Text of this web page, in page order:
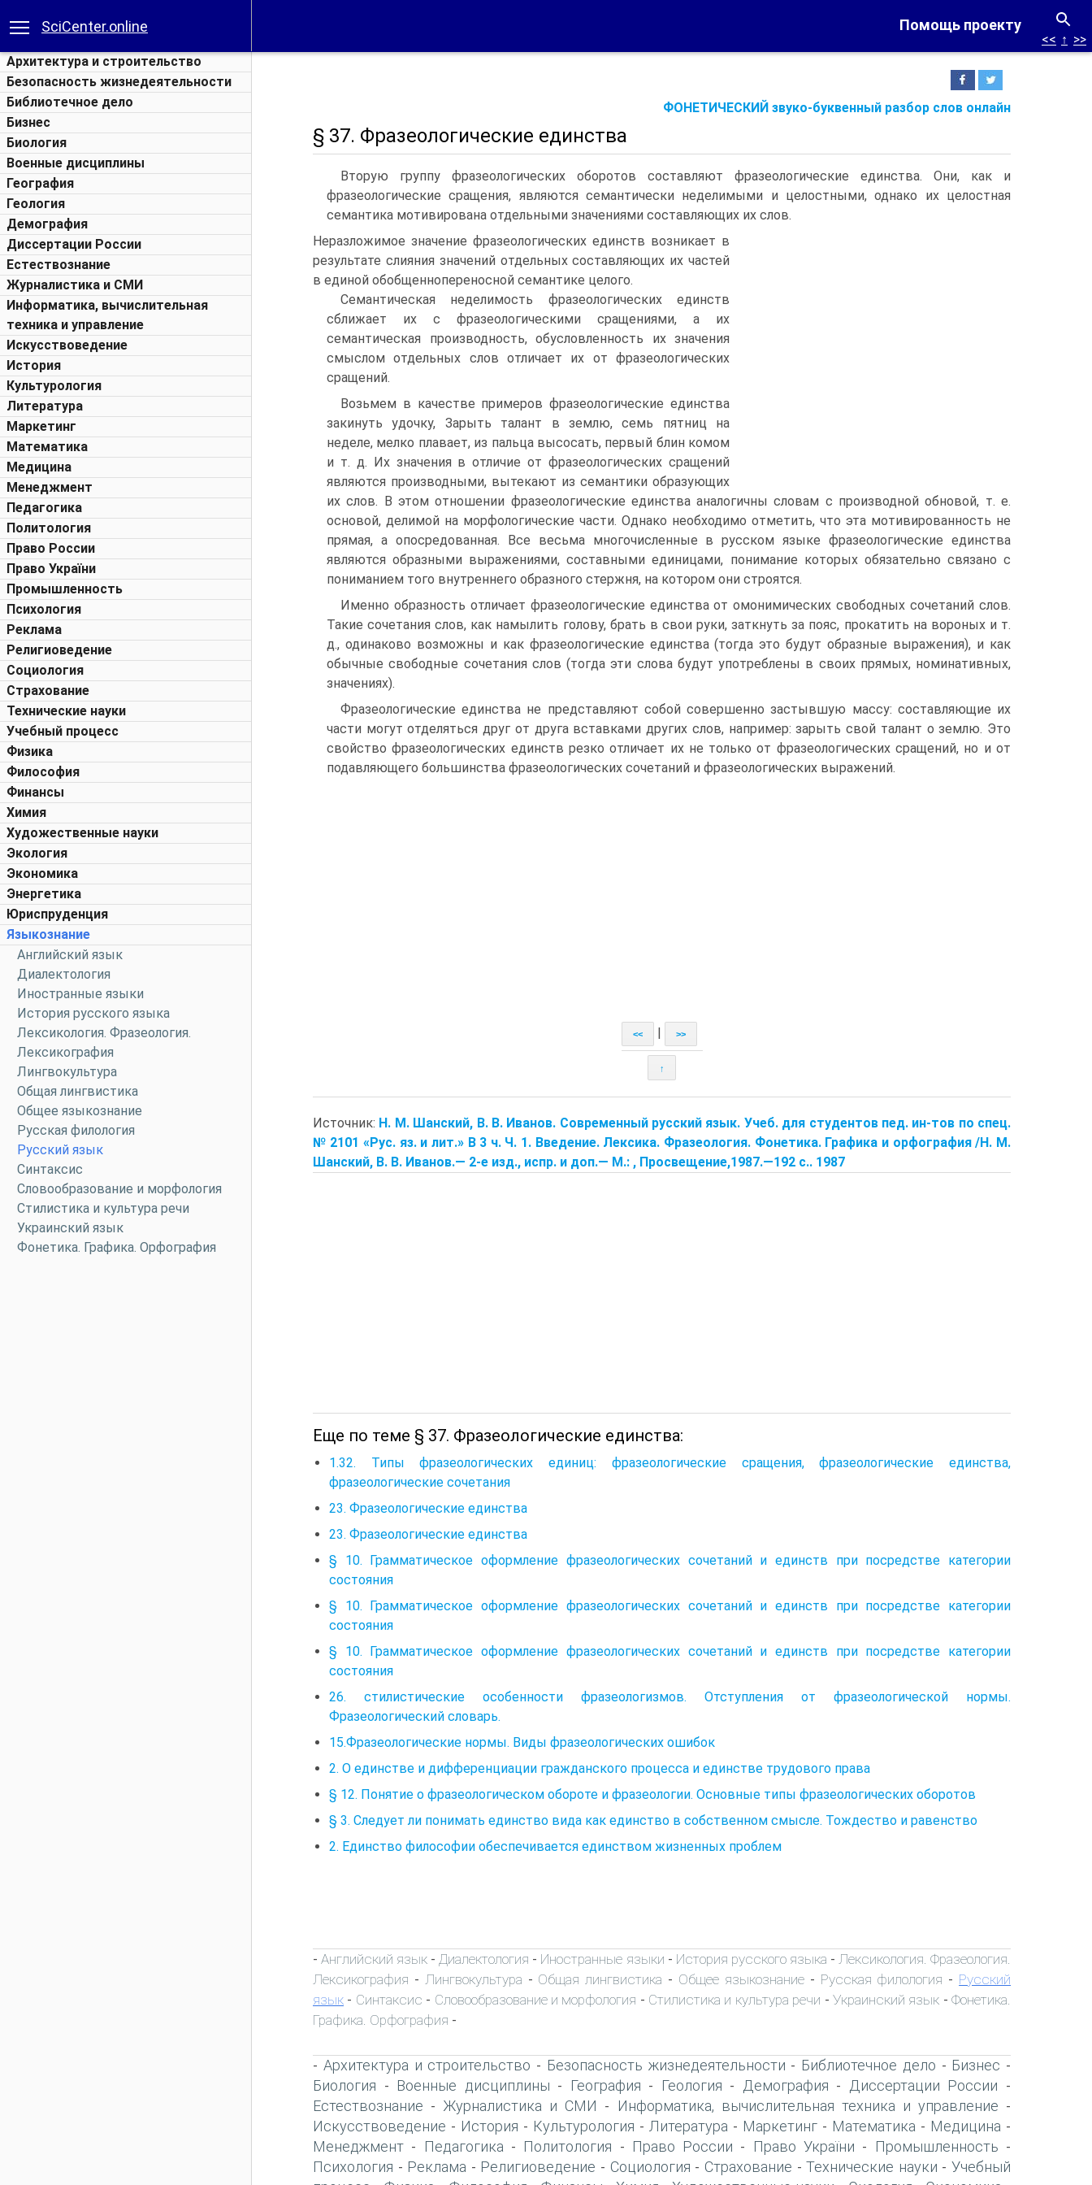
Помощь проекту
SciCenter.online
Архитектура и строительство
Безопасность жизнедеятельности
Библиотечное дело
Бизнес
Биология
Военные дисциплины
География
Геология
Демография
Диссертации России
Естествознание
Журналистика и СМИ
Информатика, вычислительная
техника и управление
Искусствоведение
История
Культурология
Литература
Маркетинг
Математика
Медицина
Менеджмент
Педагогика
Политология
Право России
Право України
Промышленность
Психология
Реклама
Религиоведение
Социология
Страхование
Технические науки
Учебный процесс
Физика
Философия
Финансы
Химия
Художественные науки
Экология
Экономика
Энергетика
Юриспруденция
Языкознание
Английский язык
Диалектология
Иностранные языки
История русского языка
Лексикология. Фразеология.
Лексикография
Лингвокультура
Общая лингвистика
Общее языкознание
Русская филология
Русский язык
Синтаксис
Словообразование и морфология
Стилистика и культура речи
Украинский язык
Фонетика. Графика. Орфография
ФОНЕТИЧЕСКИЙ звуко-буквенный разбор слов онлайн
<< ↑ >>
§ 37. Фразеологические единства
Вторую группу фразеологических оборотов составляют фразеологические единства. Они, как и
фразеологические сращения, являются семантически неделимыми и целостными, однако их целостная
семантика мотивирована отдельными значениями составляющих их слов.
Неразложимое значение фразеологических единств возникает в
результате слияния значений отдельных составляющих их частей
в единой обобщеннопереносной семантике целого.
Семантическая неделимость фразеологических единств
сближает их с фразеологическими сращениями, а их
семантическая производность, обусловленность их значения
смыслом отдельных слов отличает их от фразеологических
сращений.
Возьмем в качестве примеров фразеологические единства
закинуть удочку, Зарыть талант в землю, семь пятниц на
неделе, мелко плавает, из пальца высосать, первый блин комом
и т. д. Их значения в отличие от фразеологических сращений
являются производными, вытекают из семантики образующих
их слов. В этом отношении фразеологические единства аналогичны словам с производной обновой, т. е.
основой, делимой на морфологические части. Однако необходимо отметить, что эта мотивированность не
прямая, а опосредованная. Все весьма многочисленные в русском языке фразеологические единства
являются образными выражениями, составными единицами, понимание которых обязательно связано с
пониманием того внутреннего образного стержня, на котором они строятся.
Именно образность отличает фразеологические единства от омонимических свободных сочетаний слов.
Такие сочетания слов, как намылить голову, брать в свои руки, заткнуть за пояс, прокатить на вороных и т.
д., одинаково возможны и как фразеологические единства (тогда это будут образные выражения), и как
обычные свободные сочетания слов (тогда эти слова будут употреблены в своих прямых, номинативных,
значениях).
Фразеологические единства не представляют собой совершенно застывшую массу: составляющие их
части могут отделяться друг от друга вставками других слов, например: зарыть свой талант о землю. Это
свойство фразеологических единств резко отличает их не только от фразеологических сращений, но и от
подавляющего большинства фразеологических сочетаний и фразеологических выражений.
<< >>
↑
Источник: Н. М. Шанский, В. В. Иванов. Современный русский язык. Учеб. для студентов пед. ин-тов по спец.
№ 2101 «Рус. яз. и лит.» В 3 ч. Ч. 1. Введение. Лексика. Фразеология. Фонетика. Графика и орфография /Н. М.
Шанский, В. В. Иванов.— 2-е изд., испр. и доп.— М.: , Просвещение,1987.—192 с.. 1987
Еще по теме § 37. Фразеологические единства:
1.32. Типы фразеологических единиц: фразеологические сращения, фразеологические единства,
фразеологические сочетания
23. Фразеологические единства
23. Фразеологические единства
§ 10. Грамматическое оформление фразеологических сочетаний и единств при посредстве категории
состояния
§ 10. Грамматическое оформление фразеологических сочетаний и единств при посредстве категории
состояния
§ 10. Грамматическое оформление фразеологических сочетаний и единств при посредстве категории
состояния
26. стилистические особенности фразеологизмов. Отступления от фразеологической нормы.
Фразеологический словарь.
15.Фразеологические нормы. Виды фразеологических ошибок
2. О единстве и дифференциации гражданского процесса и единстве трудового права
§ 12. Понятие о фразеологическом обороте и фразеологии. Основные типы фразеологических оборотов
§ 3. Следует ли понимать единство вида как единство в собственном смысле. Тождество и равенство
2. Единство философии обеспечивается единством жизненных проблем
-Английский язык - Диалектология - Иностранные языки - История русского языка - Лексикология. Фразеология.
Лексикография - Лингвокультура - Общая лингвистика - Общее языкознание- Русская филология - Русский
язык - Синтаксис - Словообразование и морфология - Стилистика и культура речи - Украинский язык - Фонетика.
Графика. Орфография -
- Архитектура и строительство - Безопасность жизнедеятельности - Библиотечное дело - Бизнес -
Биология - Военные дисциплины - География - Геология - Демография - Диссертации России -
Естествознание - Журналистика и СМИ - Информатика, вычислительная техника и управление -
Искусствоведение - История - Культурология - Литература - Маркетинг - Математика - Медицина -
Менеджмент - Педагогика - Политология - Право России - Право України - Промышленность -
Психология - Реклама - Религиоведение - Социология - Страхование -Технические науки -Учебный